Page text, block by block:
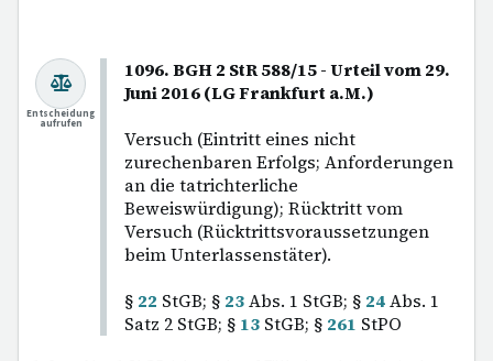
1096. BGH 2 StR 588/15 - Urteil vom 29.
Juni 2016 (LG Frankfurt a.M.)
Versuch (Eintritt eines nicht
zurechenbaren Erfolgs; Anforderungen
an die tatrichterliche
Beweiswürdigung); Rücktritt vom
Versuch (Rücktrittsvoraussetzungen
beim Unterlassenstäter).
§ 22 StGB; § 23Abs. 1 StGB; § 24Abs. 1
Satz 2 StGB; § 13 StGB; § 261 StPO
Entscheidung
aufrufen